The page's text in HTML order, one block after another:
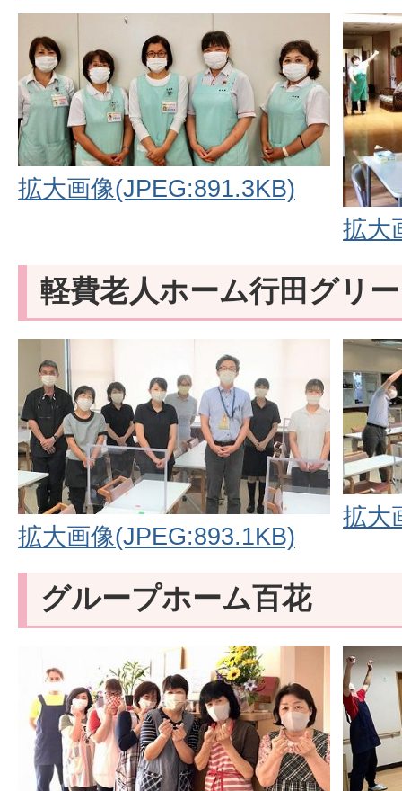
拡大画像(JPEG:891.3KB)
拡大
軽費老人ホーム行田グリ
拡大画像(JPEG:893.1KB)
拡大
グループホーム百花